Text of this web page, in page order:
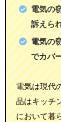
電気の
訴えら
電気の
でカバ
電気は現代
品はキッチ
において暮